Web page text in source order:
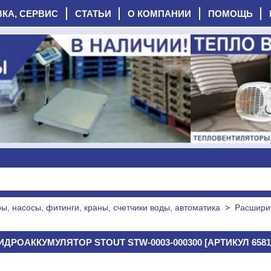
СЕРВИС СТАТЬИ О КОМПАНИИ ПОМОЩЬ
насосы, фитинги, краны, счетчики воды, автоматика >
STOUT STW-0003-000300 [АРТИКУЛ